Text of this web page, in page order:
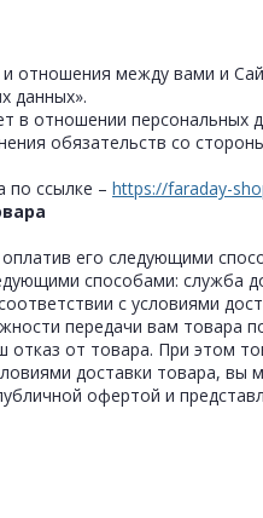
отношения между вами и
данных».
в отношении
обязательств со
по ссылке – https://faraday-
его следующими
способами: служба
с условиями
передачи вам товара
отказ от товара. При этом
доставки товара, вы
офертой и